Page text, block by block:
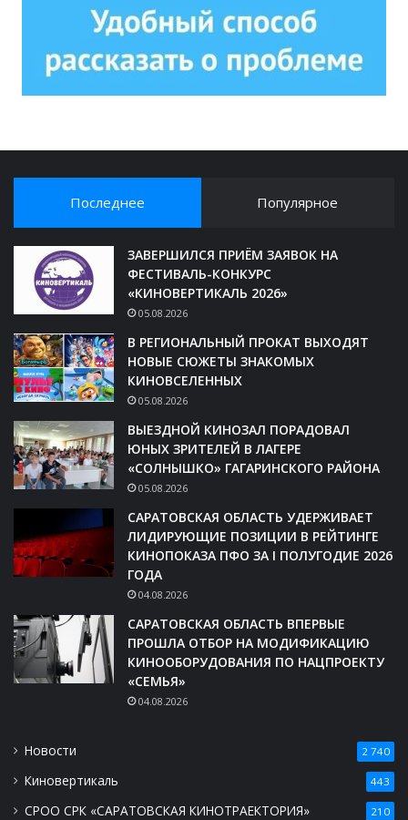
Последнее Популярное
ЗАВЕРШИЛСЯ ПРИЁМ ЗАЯВОК НА
ФЕСТИВАЛЬ-КОНКУРС
«КИНОВЕРТИКАЛЬ 2026»
05.08.2026
В РЕГИОНАЛЬНЫЙ ПРОКАТ ВЫХОДЯТ
НОВЫЕ СЮЖЕТЫ ЗНАКОМЫХ
КИНОВСЕЛЕННЫХ
05.08.2026
ВЫЕЗДНОЙ КИНОЗАЛ ПОРАДОВАЛ
ЮНЫХ ЗРИТЕЛЕЙ В ЛАГЕРЕ
«СОЛНЫШКО» ГАГАРИНСКОГО РАЙОНА
05.08.2026
САРАТОВСКАЯ ОБЛАСТЬ УДЕРЖИВАЕТ
ЛИДИРУЮЩИЕ ПОЗИЦИИ В РЕЙТИНГЕ
КИНОПОКАЗА ПФО ЗА I ПОЛУГОДИЕ 2026
ГОДА
04.08.2026
САРАТОВСКАЯ ОБЛАСТЬ ВПЕРВЫЕ
ПРОШЛА ОТБОР НА МОДИФИКАЦИЮ
КИНООБОРУДОВАНИЯ ПО НАЦПРОЕКТУ
«СЕМЬЯ»
04.08.2026
Новости 2 740
Киновертикаль 443
СРОО СРК «САРАТОВСКАЯ КИНОТРАЕКТОРИЯ» 210